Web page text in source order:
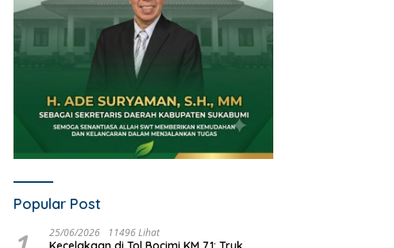
Popular Post
25/06/2026 11496 Lihat